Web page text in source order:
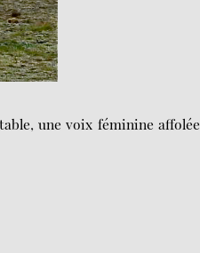
une voix féminine affolée